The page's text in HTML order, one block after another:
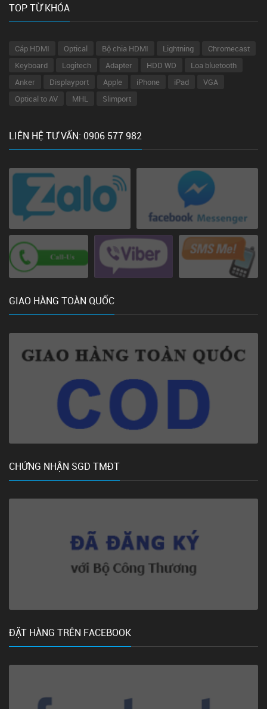
TOP TỪ KHÓA
Cáp HDMI Optical Bộ chia HDMI Lightning
Chromecast
Keyboard
Logitech Adapter HDD WD
Loa bluetooth
Anker
Displayport Apple iPhone iPad
VGA
Optical to AV
MHL Slimport
LIÊN HỆ TƯ VẤN: 0906 577 982
GIAO HÀNG TOÀN QUỐC
CHỨNG NHẬN SGD TMĐT
ĐẶT HÀNG TRÊN FACEBOOK